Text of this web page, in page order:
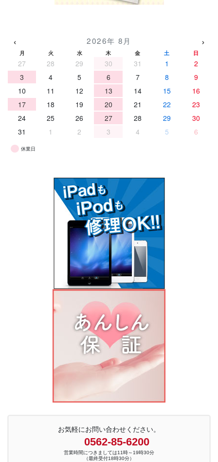
‹ 2026年 8月 ›
月 火 水 木 金 土 日
27 28 29 30 31 1
2
3
4 5 6 7 8
9
10
11 12 13 14 15
16
17
18 19 20 21 22
23
24
25 26 27 28 29
30
31
1 2 3 4 5 6
休業日
お気軽にお問い合わせください。
0562-85-6200
営業時間につきましては11時～19時30分
（最終受付18時30分）